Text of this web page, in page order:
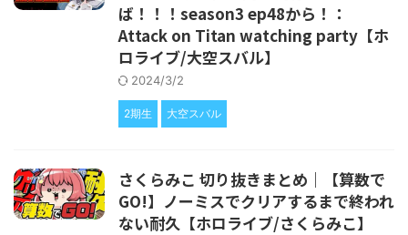
ば！！！season3 ep48から！：
Attack on Titan watching party【ホ
ロライブ/大空スバル】
2024/3/2
2期生 大空スバル
さくらみこ 切り抜きまとめ｜【算数で
GO!】ノーミスでクリアするまで終われ
ない耐久【ホロライブ/さくらみこ】